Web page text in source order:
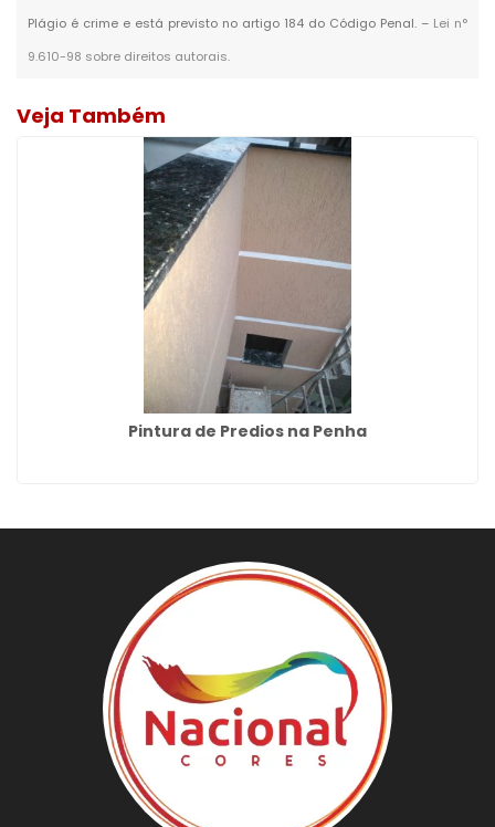
Plágio é crime e está previsto no artigo 184 do Código Penal. – Lei n°
9.610-98 sobre direitos autorais.
Veja Também
Pintura de Predios na Penha